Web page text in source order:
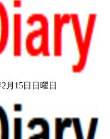
2月15日日曜日